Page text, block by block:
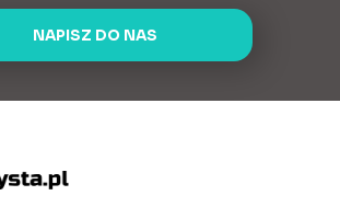
NAPISZ DO NAS